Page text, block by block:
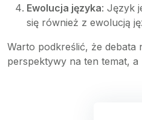
Ewolucja języka: Język
się również z ewolucją
Warto podkreślić, że debata
perspektywy na ten temat,